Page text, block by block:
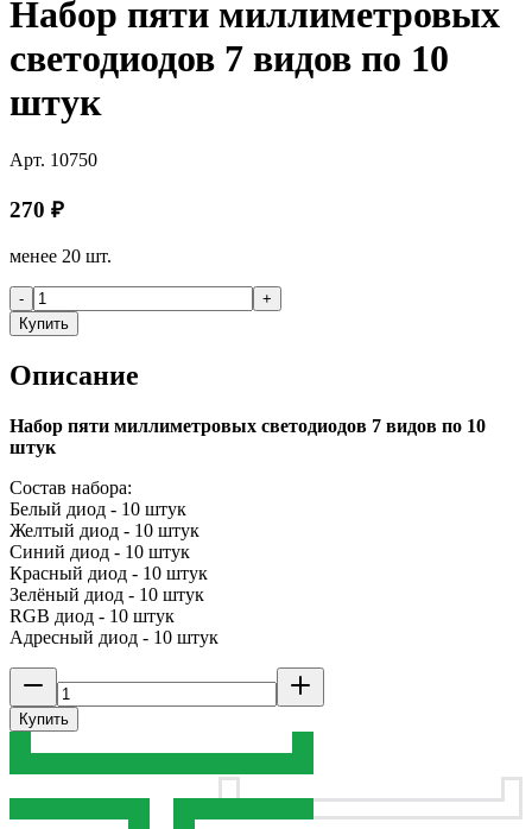
Набор пяти миллиметровых
светодиодов 7 видов по 10
штук
Арт. 10750
270 ₽
менее 20 шт.
-
+
Купить
Описание
Набор пяти миллиметровых светодиодов 7 видов по 10
штук
Состав набора:
Белый диод - 10 штук
Желтый диод - 10 штук
Синий диод - 10 штук
Красный диод - 10 штук
Зелёный диод - 10 штук
RGB диод - 10 штук
Адресный диод - 10 штук
Купить